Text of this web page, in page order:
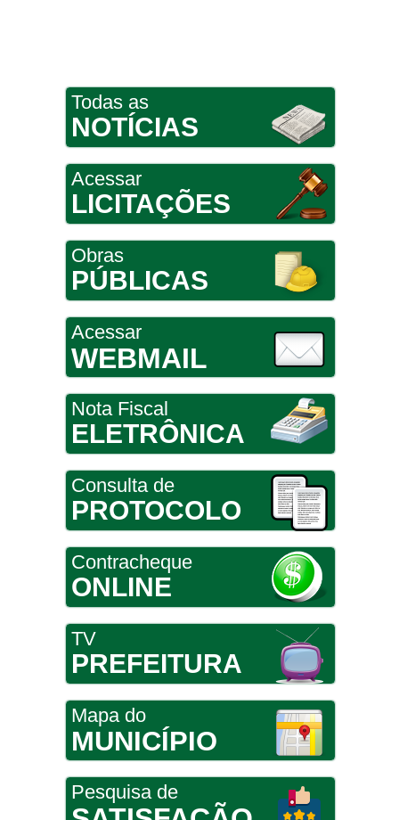
Todas as
NOTÍCIAS
Acessar
LICITAÇÕES
Obras
PÚBLICAS
Acessar
WEBMAIL
Nota Fiscal
ELETRÔNICA
Consulta de
PROTOCOLO
Contracheque
ONLINE
TV
PREFEITURA
Mapa do
MUNICÍPIO
Pesquisa de